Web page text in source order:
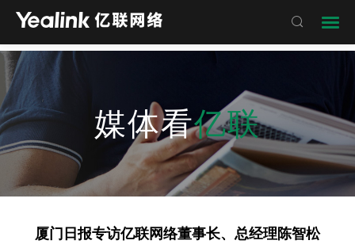

媒体看亿联
厦门日报专访亿联网络董事长、总经理陈智松